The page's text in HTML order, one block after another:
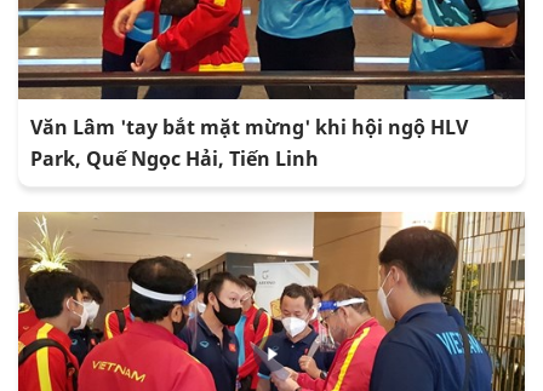
Văn Lâm 'tay bắt mặt mừng' khi hội ngộ HLV
Park, Quế Ngọc Hải, Tiến Linh